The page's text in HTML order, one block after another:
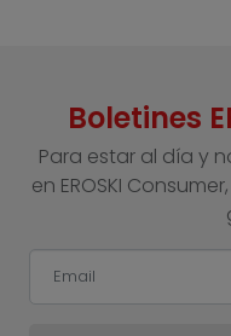
Boletines
Para estar al día y
en EROSKI